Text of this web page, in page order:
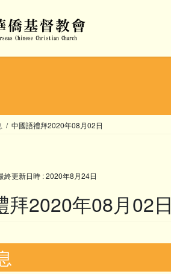
中國語禮拜2020年08月02日
終更新日時 :2020年8月24日
拜2020年08月02日